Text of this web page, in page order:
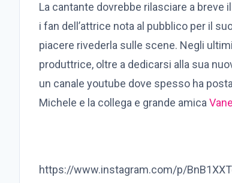
La cantante dovrebbe rilasciare a breve
i fan dell’attrice nota al pubblico per il
piacere rivederla sulle scene. Negli
produttrice, oltre a dedicarsi alla sua
un canale youtube dove spesso ha
Michele e la collega e grande amica
https://www.instagram.com/p/